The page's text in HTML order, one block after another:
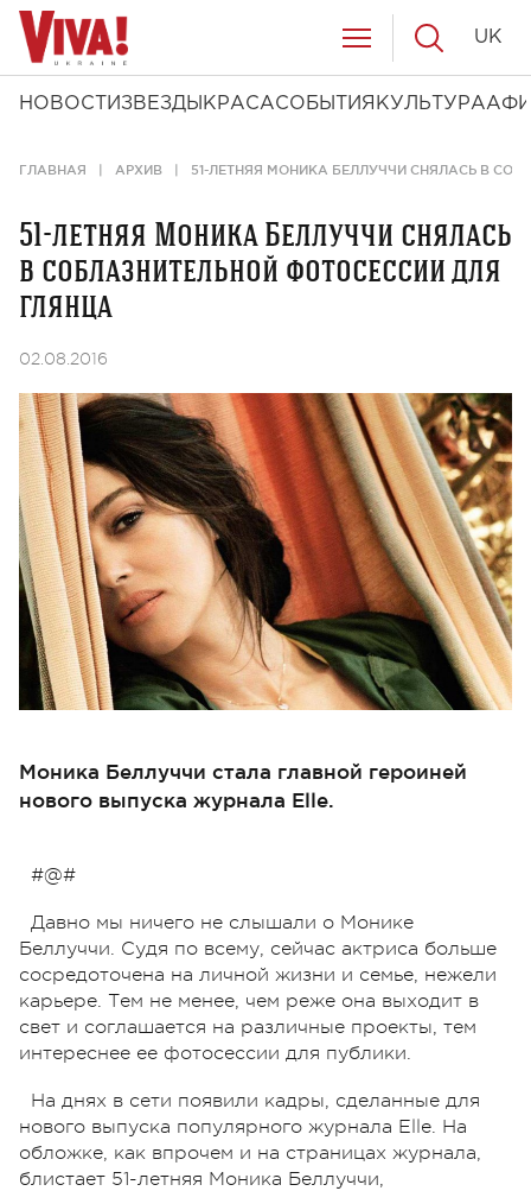
НОВОСТИ ЗВЕЗДЫ КРАСАСОБЫТИЯ КУЛЬТУРА
UK
ГЛАВНАЯ АРХИВ 51-ЛЕТНЯЯ МОНИКА БЕЛЛУЧЧИ СНЯЛАСЬ В
51-летняя Моника Беллуччи снялась
в соблазнительной фотосессии для
глянца
02.08.2016
Моника Беллуччи стала главной героиней
нового выпуска журнала Elle.
#@#
Давно мы ничего не слышали о Монике
Беллуччи. Судя по всему, сейчас актриса больше
сосредоточена на личной жизни и семье, нежели
карьере. Тем не менее, чем реже она выходит в
свет и соглашается на различные проекты, тем
интереснее ее фотосессии для публики.
На днях в сети появили кадры, сделанные для
нового выпуска популярного журнала Elle. На
обложке, как впрочем и на страницах журнала,
блистает 51-летняя Моника Беллуччи,